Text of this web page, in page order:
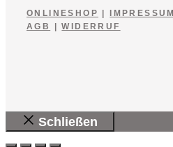
ONLINESHOP IMPRESSUM
AGB
|WIDERRUF
Schließen